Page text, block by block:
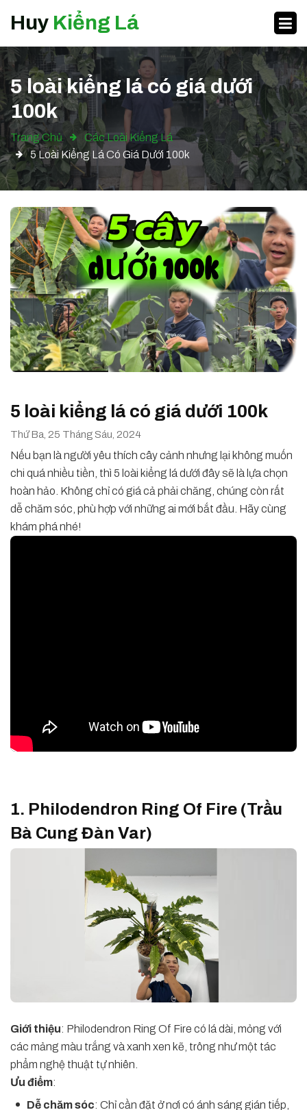
Huy Kiểng Lá
5 loài kiểng lá có giá dưới
100k
Trang Chủ
Các Loài Kiểng Lá
5 Loài Kiểng Lá Có Giá Dưới 100k
5 loài kiểng lá có giá dưới 100k
Thứ Ba, 25 Tháng Sáu, 2024
Nếu bạn là người yêu thích cây cảnh nhưng lại không muốn
chi quá nhiều tiền, thì 5 loài kiểng lá dưới đây sẽ là lựa chọn
hoàn hảo. Không chỉ có giá cả phải chăng, chúng còn rất
dễ chăm sóc, phù hợp với những ai mới bắt đầu. Hãy cùng
khám phá nhé!
1. Philodendron Ring Of Fire (Trầu
Bà Cung Đàn Var)
Giới thiệu: Philodendron Ring Of Fire có lá dài, mỏng với
các mảng màu trắng và xanh xen kẽ, trông như một tác
phẩm nghệ thuật tự nhiên.
Ưu điểm:
Dễ chăm sóc: Chỉ cần đặt ở nơi có ánh sáng gián tiếp,